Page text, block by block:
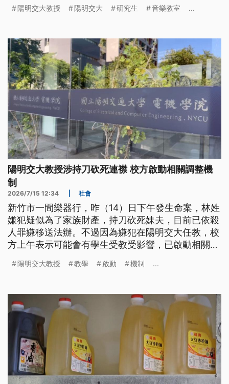
課，並協助研究生更換指導教授，保障學生受教權。
犯案動機仍需要進一步釐清。
陽明交大教授 陽明交大 研究生 音樂教室 ...
陽明交大教授涉持刀砍死連襟 校方啟動相關調整機
制
2026/7/15 12:34 社會
新竹市一間樂器行，昨（14）日下午發生命案，林姓
嫌犯疑似為了家族財產，持刀砍死妹夫，目前已依殺
人罪嫌移送法辦。不過因為嫌犯在陽明交大任教，校
方上午表示可能會有學生受教受影響，已啟動相關調
陽明交大教授 教學 啟動 機制 ...